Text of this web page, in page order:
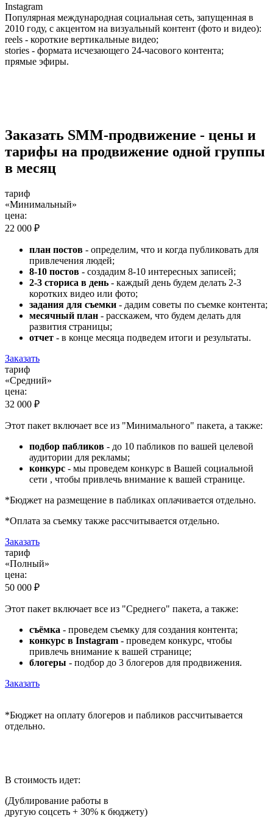
Instagram
Популярная международная социальная сеть, запущенная в
2010 году, с акцентом на визуальный контент (фото и видео):
reels - короткие вертикальные видео;
stories - формата исчезающего 24-часового контента;
прямые эфиры.
Заказать SMM-продвижение - цены и
тарифы на продвижение одной группы
в месяц
тариф
«Минимальный»
цена:
22 000 ₽
план постов - определим, что и когда публиковать для
привлечения людей;
8-10 постов - создадим 8-10 интересных записей;
2-3 сториса в день - каждый день будем делать 2-3
коротких видео или фото;
задания для съемки - дадим советы по съемке контента;
месячный план - расскажем, что будем делать для
развития страницы;
отчет - в конце месяца подведем итоги и результаты.
Заказать
тариф
«Средний»
цена:
32 000 ₽
Этот пакет включает все из "Минимального" пакета, а также:
подбор пабликов - до 10 пабликов по вашей целевой
аудитории для рекламы;
конкурс - мы проведем конкурс в Вашей социальной
сети , чтобы привлечь внимание к вашей странице.
*Бюджет на размещение в пабликах оплачивается отдельно.
*Оплата за съемку также рассчитывается отдельно.
Заказать
тариф
«Полный»
цена:
50 000 ₽
Этот пакет включает все из "Среднего" пакета, а также:
съёмка - проведем съемку для создания контента;
конкурс в Instagram - проведем конкурс, чтобы
привлечь внимание к вашей странице;
блогеры - подбор до 3 блогеров для продвижения.
Заказать
*Бюджет на оплату блогеров и пабликов рассчитывается
отдельно.
В стоимость идет:
(Дублирование работы в
другую соцсеть + 30% к бюджету)